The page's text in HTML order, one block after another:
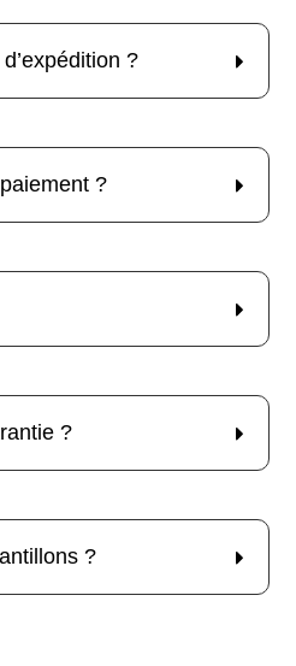
?
?
?
?